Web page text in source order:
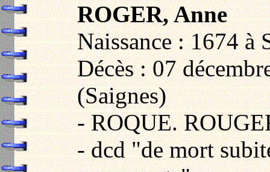
ROGER, Anne
Naissance : 1674 à
Décès : 07
(Saignes)
- ROQUE.
- dcd "de mort